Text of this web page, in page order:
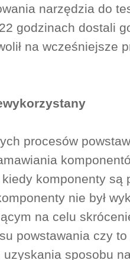
narzędzia do
godzinach dostali
na wcześniejsze
procesów
komponenty są
nie był
na celu
powstawania czy
sposobu